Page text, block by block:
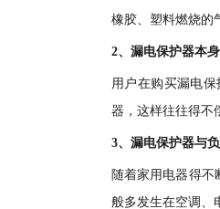
橡胶、塑料燃烧的
2、漏电保护器本
用户在购买漏电
器，这样往往得不
3、漏电保护器与
随着家用电器得
般多发生在空调、